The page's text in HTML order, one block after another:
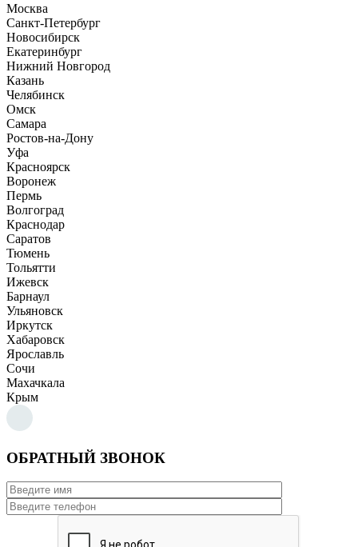
Москва
Санкт-Петербург
Новосибирск
Екатеринбург
Нижний Новгород
Казань
Челябинск
Омск
Самара
Ростов-на-Дону
Уфа
Красноярск
Воронеж
Пермь
Волгоград
Краснодар
Саратов
Тюмень
Тольятти
Ижевск
Барнаул
Ульяновск
Иркутск
Хабаровск
Ярославль
Сочи
Махачкала
Крым
ОБРАТНЫЙ ЗВОНОК